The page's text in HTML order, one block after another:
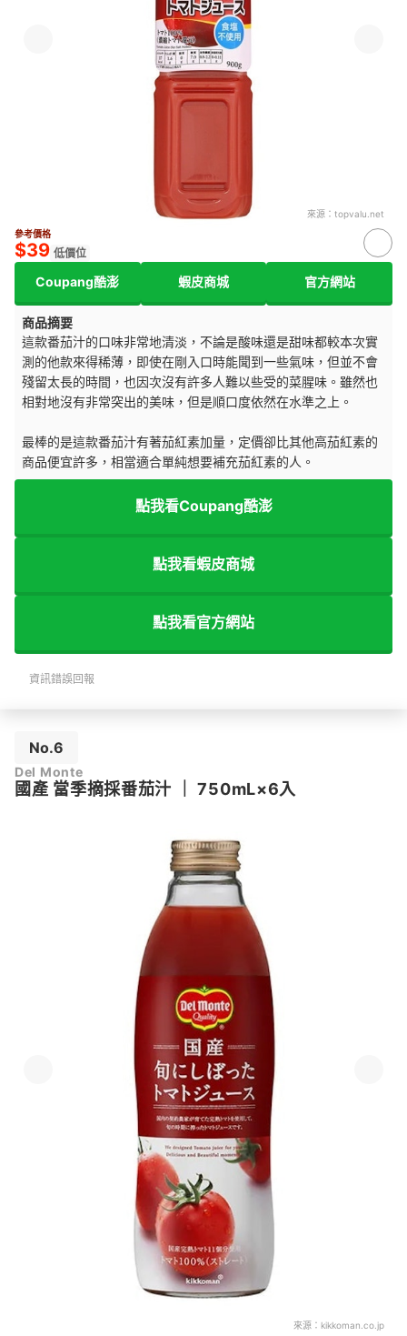
來源： topvalu.net
參考價格
$39 低價位
Coupang酷澎 蝦皮商城 官方網站
商品摘要
這款番茄汁的口味非常地清淡，不論是酸味還是甜味都較本次實
測的他款來得稀薄，即使在剛入口時能聞到一些氣味，但並不會
殘留太長的時間，也因次沒有許多人難以些受的菜腥味。雖然也
相對地沒有非常突出的美味，但是順口度依然在水準之上。
最棒的是這款番茄汁有著茄紅素加量，定價卻比其他高茄紅素的
商品便宜許多，相當適合單純想要補充茄紅素的人。
點我看Coupang酷澎
點我看蝦皮商城
點我看官方網站
資訊錯誤回報
No.6
Del Monte
國產 當季摘採番茄汁 ｜750mL×6入
來源： kikkoman.co.jp